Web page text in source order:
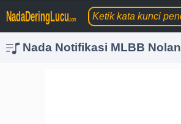
NadaDeringLucu.com
Nada Notifikasi MLBB Nolan